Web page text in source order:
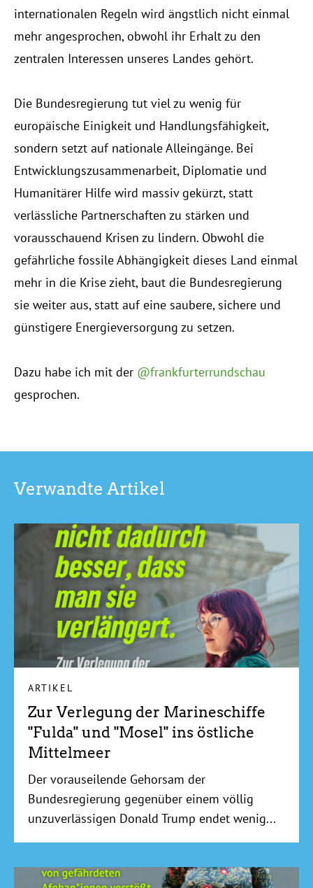
internationalen Regeln wird ängstlich nicht einmal
mehr angesprochen, obwohl ihr Erhalt zu den
zentralen Interessen unseres Landes gehört.
Die Bundesregierung tut viel zu wenig für
europäische Einigkeit und Handlungsfähigkeit,
sondern setzt auf nationale Alleingänge. Bei
Entwicklungszusammenarbeit, Diplomatie und
Humanitärer Hilfe wird massiv gekürzt, statt
verlässliche Partnerschaften zu stärken und
vorausschauend Krisen zu lindern. Obwohl die
gefährliche fossile Abhängigkeit dieses Land einmal
mehr in die Krise zieht, baut die Bundesregierung
sie weiter aus, statt auf eine saubere, sichere und
günstigere Energieversorgung zu setzen.
Dazu habe ich mit der @frankfurterrundschau
gesprochen.
Verwandte Artikel
ARTIKEL
Zur Verlegung der Marineschiffe
"Fulda" und "Mosel" ins östliche
Mittelmeer
Der vorauseilende Gehorsam der
Bundesregierung gegenüber einem völlig
unzuverlässigen Donald Trump endet wenig...